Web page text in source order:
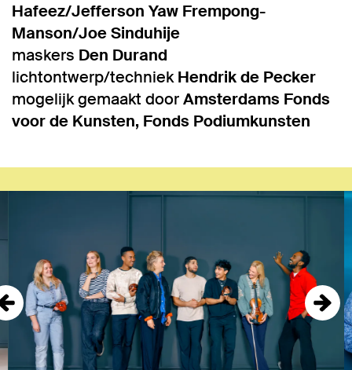
Hafeez/Jefferson Yaw Frempong-
Manson/Joe Sinduhije
maskers Den Durand
lichtontwerp/techniekHendrik de Pecker
mogelijk gemaakt doorAmsterdams Fonds
voor de Kunsten, Fonds Podiumkunsten